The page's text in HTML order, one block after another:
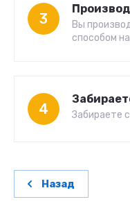
3
Вы
способом
4 Забираете
Назад